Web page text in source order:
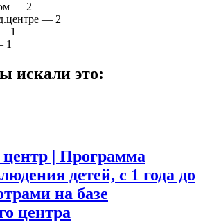
— 2
— 2
1
1
искали это:
| Программа
детей, с 1 года до
на базе
центра